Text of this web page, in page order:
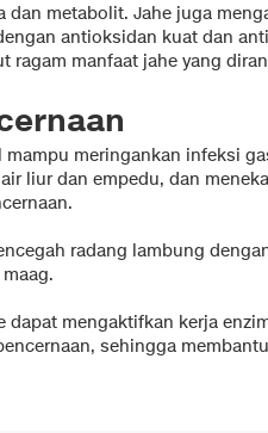
dan metabolit. Jahe juga
antioksidan kuat dan
ragam manfaat jahe yang
meringankan infeksi
liur dan empedu, dan
radang lambung
dapat mengaktifkan kerja
sehingga